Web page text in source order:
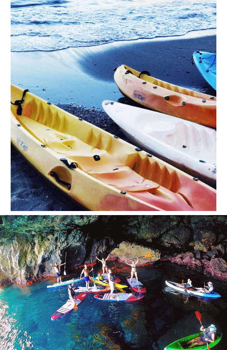
Vuelos
Baratos
via
Cheapoair.com
Visitas
Guiadas
via
Viator.com
Alquiler
via
Discovercars.com
Buses y
Trenes
via
Omio.com